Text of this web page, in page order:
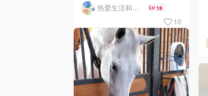
热爱生活和自由的轻舞飞扬 18
10